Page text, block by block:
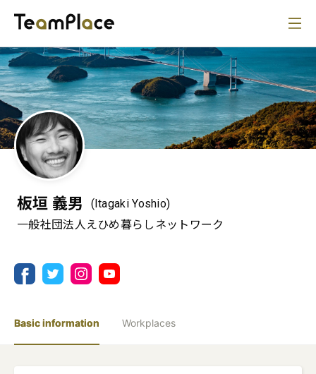
板垣 義男
(Itagaki Yoshio)
一般社団法人えひめ暮らしネットワーク
Basic information Workplaces